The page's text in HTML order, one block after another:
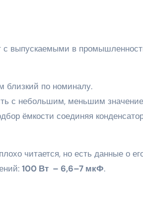
с выпускаемыми в
близкий по номиналу.
с небольшим, меньшим
ёмкости соединяя
читается, но есть данные о
100 Вт – 6,6–7 мкФ.